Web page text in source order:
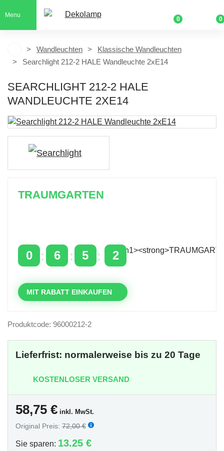
Menu
0 0
Wandleuchten
Klassische Wandleuchten
Searchlight 212-2 HALE Wandleuchte 2xE14
SEARCHLIGHT 212-2 HALE
WANDLEUCHTE 2XE14
TRAUMGARTEN
0 6 5 1
MIT RABATT EINKAUFEN
Produktcode: 96000212-2
Lieferfrist: normalerweise bis zu 20 Tage
KOSTENLOSER VERSAND
58,75 € inkl. MwSt.
Original Preis: 72,00 €
Sie sparen: 13.25 €